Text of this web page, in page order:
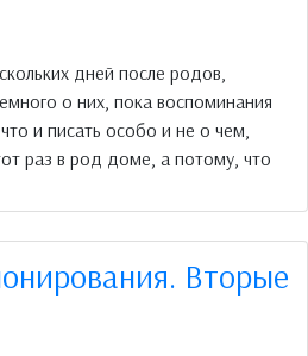
дней после родов,
о них, пока воспоминания
и писать особо и не о чем,
раз в род доме, а потому, что
Вторые